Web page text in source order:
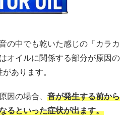
の中でも乾いた感じの「カラカ
オイルに関係する部分が原因の
あります。
因の場合、 音が発生する前から
るといった症状が出ます。